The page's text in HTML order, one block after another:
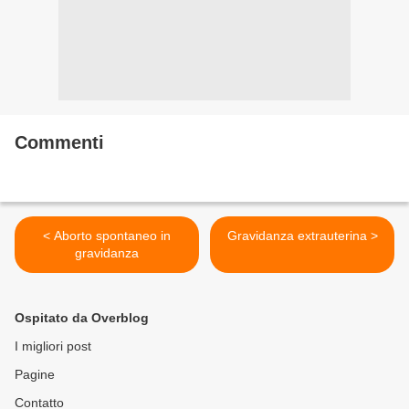
Commenti
< Aborto spontaneo in
gravidanza
Gravidanza extrauterina >
Ospitato da Overblog
I migliori post
Pagine
Contatto